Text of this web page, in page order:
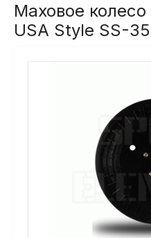
Маховое
USA Style SS-